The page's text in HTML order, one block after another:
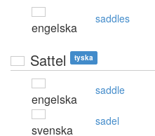
engelska
saddles
Sattel tyska
engelska
saddle
svenska
sadel